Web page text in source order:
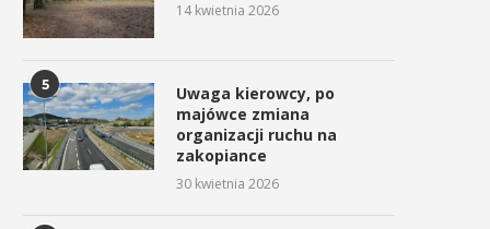
14 kwietnia 2026
5
Uwaga kierowcy, po
majówce zmiana
organizacji ruchu na
zakopiance
30 kwietnia 2026